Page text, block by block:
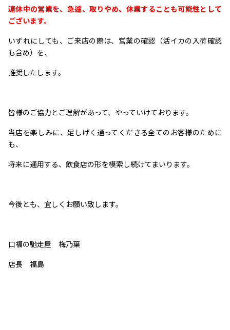
連休中の営業を、急遽、取りやめ、休業することも可能性として
ございます。
いずれにしても、ご来店の際は、営業の確認（活イカの入荷確認
も含め）を、
推奨したします。
皆様のご協力とご理解があって、やっていけております。
当店を楽しみに、足しげく通ってくださる全てのお客様のために
も、
将来に通用する、飲食店の形を模索し続けてまいります。
今後とも、宜しくお願い致します。
口福の馳走屋 梅乃葉
店長 福島